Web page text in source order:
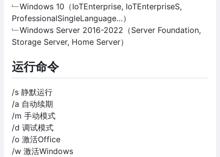
﹂Windows 10（IoTEnterprise, IoTEnterpriseS,
ProfessionalSingleLanguage…）
﹂Windows Server 2016-2022（Server Foundation,
Storage Server, Home Server）
运行命令
/s 静默运行
/a 自动续期
/m 手动模式
/d 调试模式
/o 激活Office
/w 激活Windows